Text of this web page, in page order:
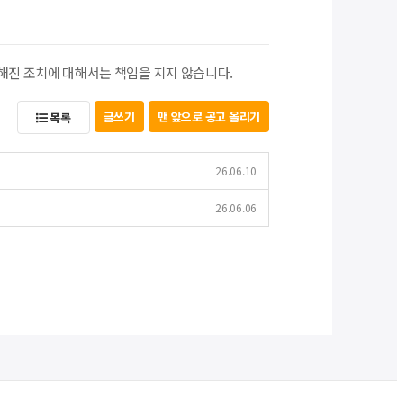
조치에 대해서는 책임을 지지 않습니다.
목록 글쓰기 맨 앞으로 공고 올리기
26.06.10
26.06.06